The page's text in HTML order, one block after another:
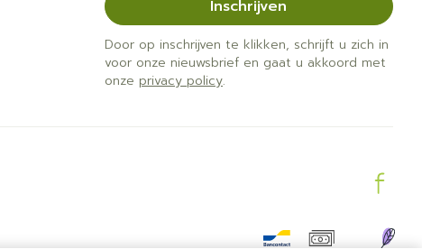
Inschrijven
Door op inschrijven te klikken, schrijft u zich in
voor onze nieuwsbrief en gaat u akkoord met
onze privacy policy.